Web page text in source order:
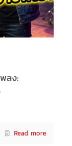
ลง:
Read more